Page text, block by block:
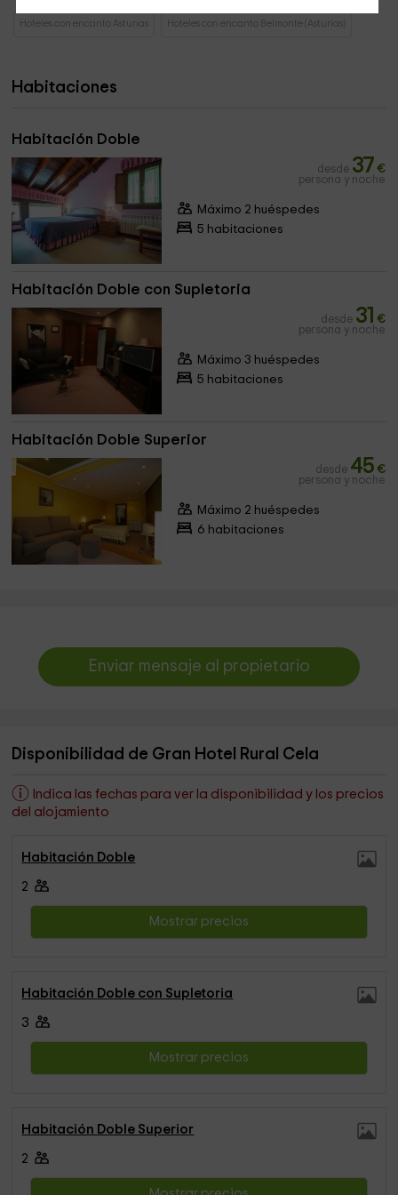
Hoteles con encanto Asturias Hoteles con encanto Belmonte (Asturias)
Habitaciones
Habitación Doble
desde 37 €
persona y noche
Máximo 2 huéspedes
5 habitaciones
Habitación Doble con Supletoria
desde 31 €
persona y noche
Máximo 3 huéspedes
5 habitaciones
Habitación Doble Superior
desde 45 €
persona y noche
Máximo 2 huéspedes
6 habitaciones
Enviar mensaje al propietario
Disponibilidad de Gran Hotel Rural Cela
Indica las fechas para ver la disponibilidad y los precios
del alojamiento
Habitación Doble
2
Mostrar precios
Habitación Doble con Supletoria
3
Mostrar precios
Habitación Doble Superior
2